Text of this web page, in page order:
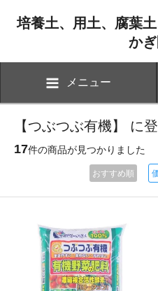
培養土、用土、腐葉
か
メニュー
【つぶつぶ有機】 に
17件の商品が見つかりました
おすすめ順